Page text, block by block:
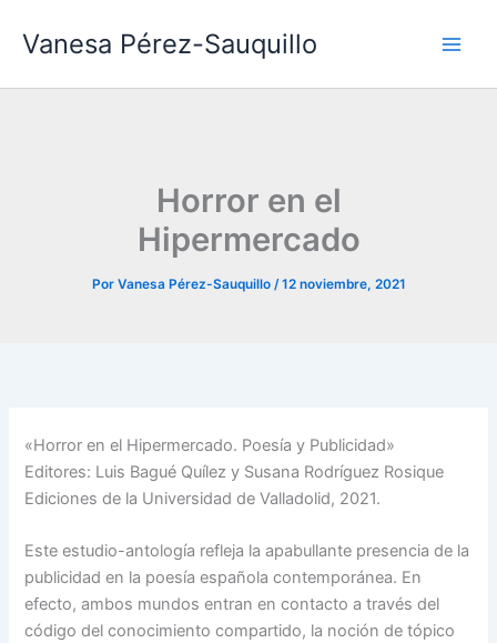
Vanesa Pérez-Sauquillo
Horror en el
Hipermercado
Por Vanesa Pérez-Sauquillo /12 noviembre, 2021
«Horror en el Hipermercado. Poesía y Publicidad»
Editores: Luis Bagué Quílez y Susana Rodríguez Rosique
Ediciones de la Universidad de Valladolid, 2021.
Este estudio-antología refleja la apabullante presencia de la
publicidad en la poesía española contemporánea. En
efecto, ambos mundos entran en contacto a través del
código del conocimiento compartido, la noción de tópico